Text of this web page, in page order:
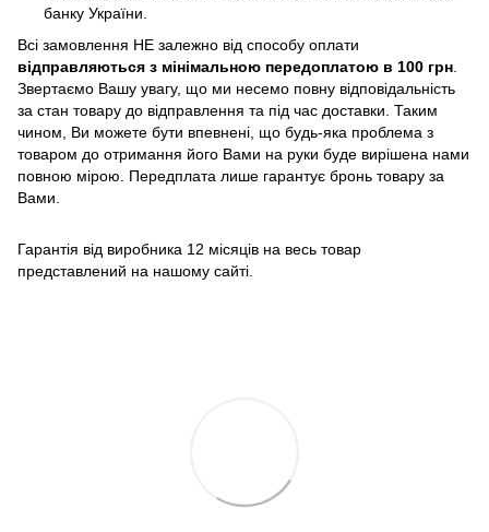
банку України.
Всі замовлення НЕ залежно від способу оплати
відправляються з мінімальною передоплатою в 100 грн
Звертаємо Вашу увагу, що ми несемо повну відповідальність
за стан товару до відправлення та під час доставки. Таким
чином, Ви можете бути впевнені, що будь-яка проблема з
товаром до отримання його Вами на руки буде вирішена нами
повною мірою. Передплата лише гарантує бронь товару за
Вами.
Гарантія від виробника 12 місяців на весь товар
представлений на нашому сайті.